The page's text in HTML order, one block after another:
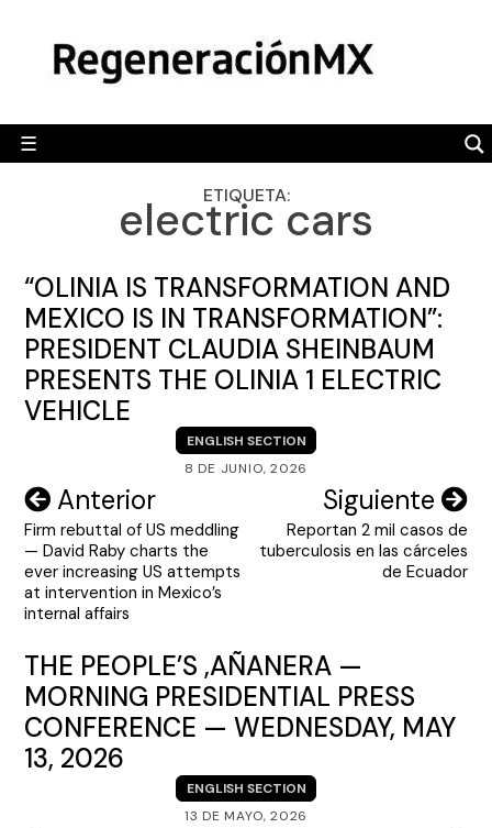
content
☰
POLÍTICA
CAMALEÓN
OPINIÓN
ENGLISH SECTION
VIDEOS
ETIQUETA:
electric cars
“OLINIA IS TRANSFORMATION AND
MEXICO IS IN TRANSFORMATION”:
PRESIDENT CLAUDIA SHEINBAUM
PRESENTS THE OLINIA 1 ELECTRIC
VEHICLE
ENGLISH SECTION
8 DE JUNIO, 2026
Navegación
de
entradas
Anterior
Firm rebuttal of US meddling
— David Raby charts the
ever increasing US attempts
at intervention in Mexico’s
internal affairs
Siguiente
Reportan 2 mil casos de
tuberculosis en las cárceles
de Ecuador
THE PEOPLE’S ,AÑANERA —
MORNING PRESIDENTIAL PRESS
CONFERENCE — WEDNESDAY, MAY
13, 2026
ENGLISH SECTION
13 DE MAYO, 2026